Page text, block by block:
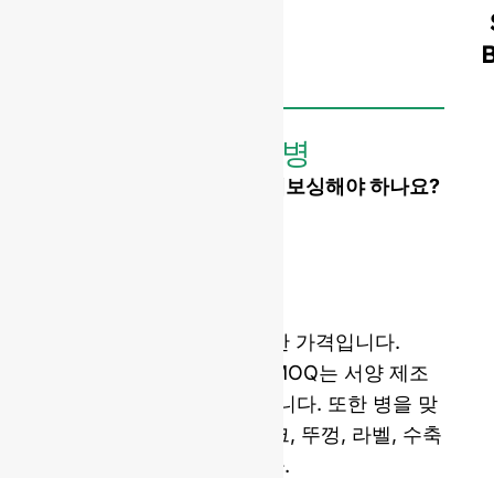
맞춤형 병
로고 또는 맞춤형 모양을 엠보싱해야 하나요?
샘플 및 국제 배송을 포함한 가격입니다.
당사의 금형 개봉 비용과 MOQ는 서양 제조
업체보다 평균 5배 저렴합니다. 또한 병을 맞
춤 제작할 수 있도록 코르크, 뚜껑, 라벨, 수축
필름을 제공할 수 있습니다.